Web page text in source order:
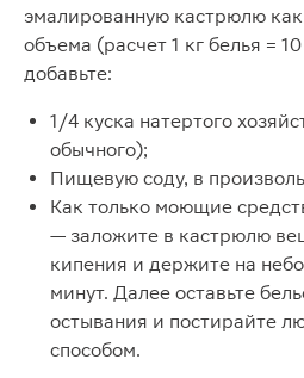
эмалированную кастрюлю
объема (расчет 1 кг белья =
добавьте:
1/4 куска натертого
обычного);
Пищевую соду, в
Как только моющие
— заложите в кастрюлю
кипения и держите на
минут. Далее оставьте
остывания и постирайте
способом.